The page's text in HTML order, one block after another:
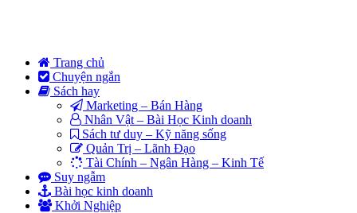
Trang chủ
Chuyện ngắn
Sách hay
Marketing – Bán Hàng
Nhân Vật – Bài Học Kinh doanh
Sách tư duy – Kỹ năng sống
Quản Trị – Lãnh Đạo
Tài Chính – Ngân Hàng – Kinh Tế
Suy ngẫm
Bài học kinh doanh
Khởi Nghiệp